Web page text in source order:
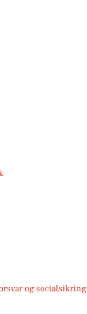
og socialsikring